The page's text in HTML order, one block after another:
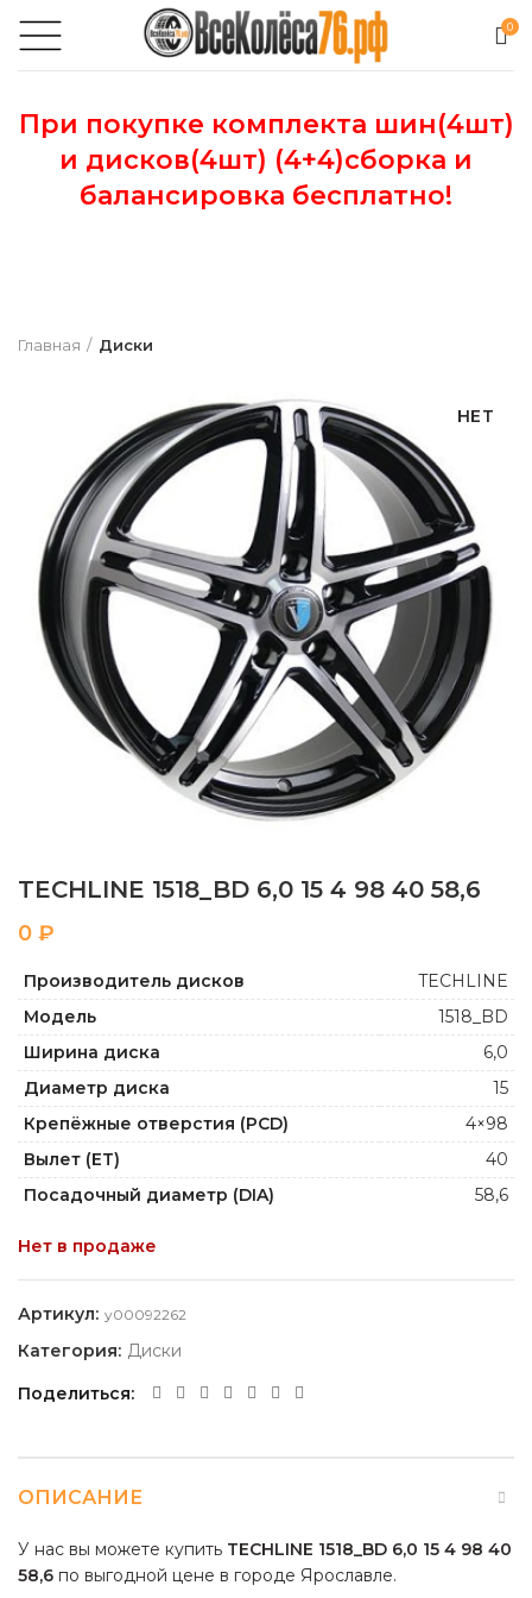
0
При покупке комплекта шин(4шт)
и дисков(4шт) (4+4)сборка и
балансировка бесплатно!
Главная Диски
НЕТ
TECHLINE 1518_BD 6,0 15 4 98 40 58,6
₽
Производитель дисков
TECHLINE
Модель
1518_BD
Ширина диска
6,0
Диаметр диска
15
Крепёжные отверстия (PCD)
4×98
Вылет (ET)
40
Посадочный диаметр (DIA)
58,6
Нет в продаже
Артикул: y00092262
Категория: Диски
Поделиться
ОПИСАНИЕ
У нас вы можете купить TECHLINE 1518_BD 6,0 15 4 98 40
58,6 по выгодной цене в городе Ярославле.